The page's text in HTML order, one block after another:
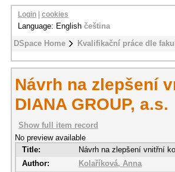
DSpace Home Kvalifikační práce dle
Login cookies
Language: English čeština
Návrh na zlepšení
DIANA GROUP, a.s.
Show full item record
No preview available
Title:
Návrh na zlepšení vnitřní
Author:
Kolaříková, Anna